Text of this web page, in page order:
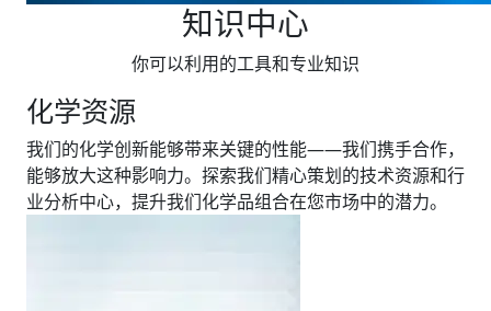
知识中心
你可以利用的工具和专业知识
化学资源
我们的化学创新能够带来关键的性能——我们携手合作，
能够放大这种影响力。探索我们精心策划的技术资源和行
业分析中心，提升我们化学品组合在您市场中的潜力。